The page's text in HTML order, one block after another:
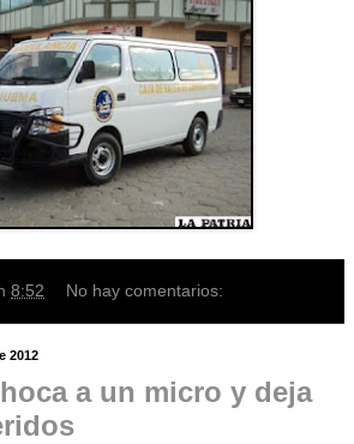
8:52 No hay comentarios:
2012
a un micro y deja